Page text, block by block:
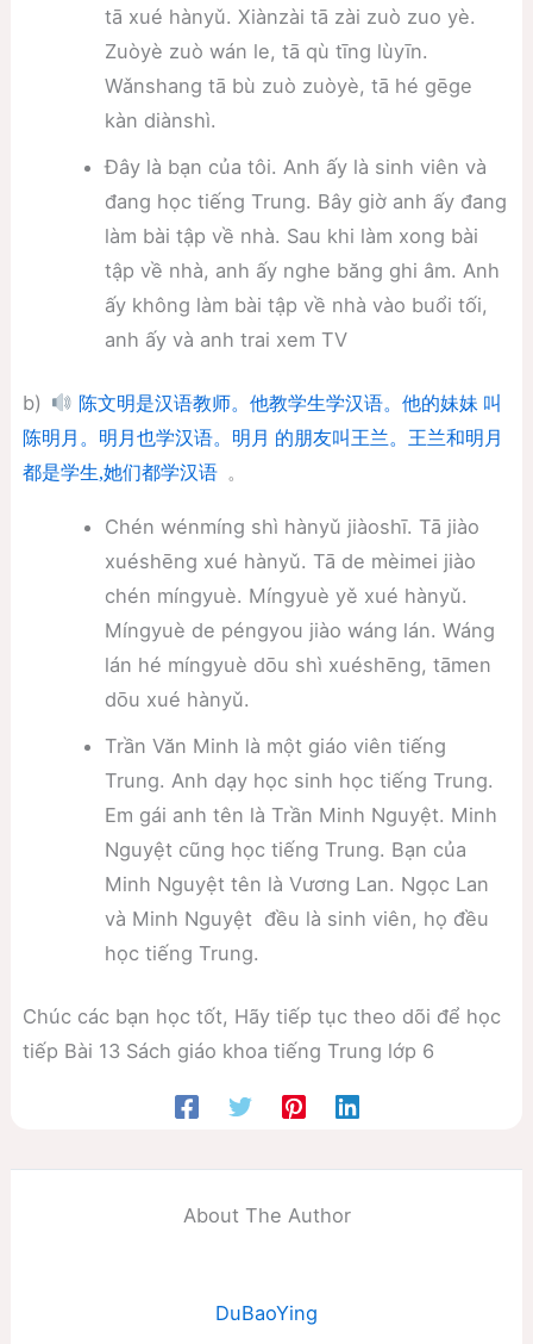
tā xué hànyǔ. Xiànzài tā zài zuò zuo yè.
Zuòyè zuò wán le, tā qù tīng lùyīn.
Wǎnshang tā bù zuò zuòyè, tā hé gēge
kàn diànshì.
Đây là bạn của tôi. Anh ấy là sinh viên và
đang học tiếng Trung. Bây giờ anh ấy đang
làm bài tập về nhà. Sau khi làm xong bài
tập về nhà, anh ấy nghe băng ghi âm. Anh
ấy không làm bài tập về nhà vào buổi tối,
anh ấy và anh trai xem TV
b)
陈文明是汉语教师。他教学生学汉语。他的妹妹 叫
陈明月。明月也学汉语。明月 的朋友叫王兰。王兰和明月
都是学生,她们都学汉语 。
Chén wénmíng shì hànyǔ jiàoshī. Tā jiào
xuéshēng xué hànyǔ. Tā de mèimei jiào
chén míngyuè. Míngyuè yě xué hànyǔ.
Míngyuè de péngyou jiào wáng lán. Wáng
lán hé míngyuè dōu shì xuéshēng, tāmen
dōu xué hànyǔ.
Trần Văn Minh là một giáo viên tiếng
Trung. Anh dạy học sinh học tiếng Trung.
Em gái anh tên là Trần Minh Nguyệt. Minh
Nguyệt cũng học tiếng Trung. Bạn của
Minh Nguyệt tên là Vương Lan. Ngọc Lan
và Minh Nguyệt đều là sinh viên, họ đều
học tiếng Trung.
Chúc các bạn học tốt, Hãy tiếp tục theo dõi để học
tiếp Bài 13 Sách giáo khoa tiếng Trung lớp 6
About The Author
DuBaoYing